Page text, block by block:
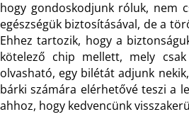
hogy gondoskodjunk róluk, nem
egészségük biztosításával, de a
Ehhez tartozik, hogy a
kötelező chip mellett, mely
olvasható, egy bilétát adjunk
bárki számára elérhetővé teszi a
ahhoz, hogy kedvencünk